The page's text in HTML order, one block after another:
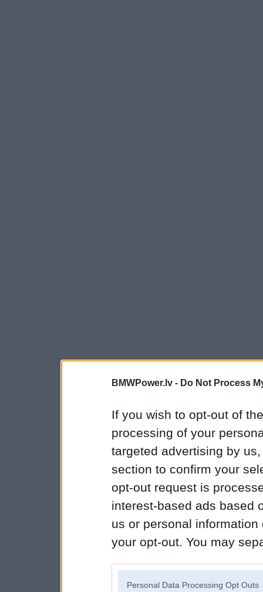
BMWPower.lv - Do Not Process
If you wish to opt-out of
processing of your
targeted advertising by
section to confirm your
opt-out request is
interest-based ads based
us or personal
your opt-out. You may
Personal Data Processing Opt Outs